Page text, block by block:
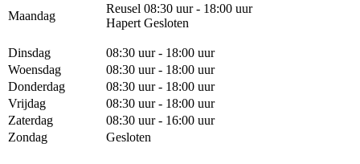
Maandag
Reusel 08:30 uur - 18:00 uur
Hapert Gesloten
Dinsdag
08:30 uur - 18:00 uur
Woensdag
08:30 uur - 18:00 uur
Donderdag
08:30 uur - 18:00 uur
Vrijdag
08:30 uur - 18:00 uur
Zaterdag
08:30 uur - 16:00 uur
Zondag
Gesloten